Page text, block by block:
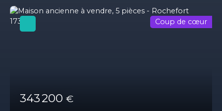
343 200 €
Coup de cœur